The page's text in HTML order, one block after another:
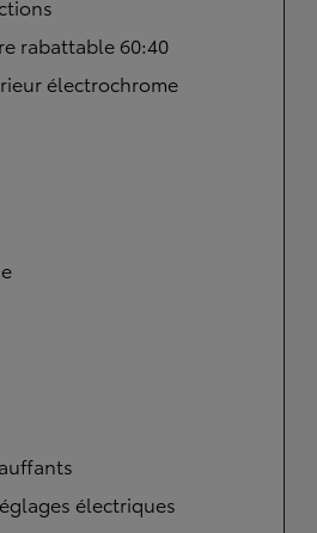
rabattable 60:40
électrochrome
électriques